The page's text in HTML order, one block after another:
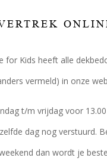
for Kids heeft alle
vermeld) in onze
t/m vrijdag voor
dag nog verstuurd.
dan wordt je